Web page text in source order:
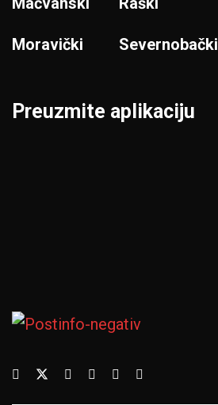
Moravički Severnobački
Preuzmite aplikaciju